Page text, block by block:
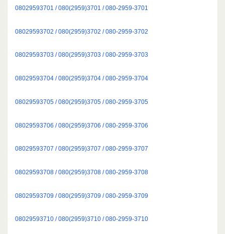
08029593701 / 080(2959)3701 / 080-2959-3701
08029593702 / 080(2959)3702 / 080-2959-3702
08029593703 / 080(2959)3703 / 080-2959-3703
08029593704 / 080(2959)3704 / 080-2959-3704
08029593705 / 080(2959)3705 / 080-2959-3705
08029593706 / 080(2959)3706 / 080-2959-3706
08029593707 / 080(2959)3707 / 080-2959-3707
08029593708 / 080(2959)3708 / 080-2959-3708
08029593709 / 080(2959)3709 / 080-2959-3709
08029593710 / 080(2959)3710 / 080-2959-3710